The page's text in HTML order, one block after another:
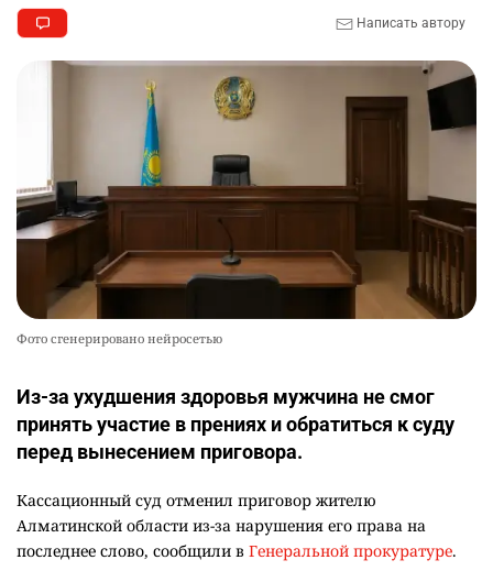
Написать автору
Фото сгенерировано нейросетью
Из-за ухудшения здоровья мужчина не смог
принять участие в прениях и обратиться к суду
перед вынесением приговора.
Кассационный суд отменил приговор жителю
Алматинской области из-за нарушения его права на
последнее слово, сообщили в Генеральной прокуратуре.